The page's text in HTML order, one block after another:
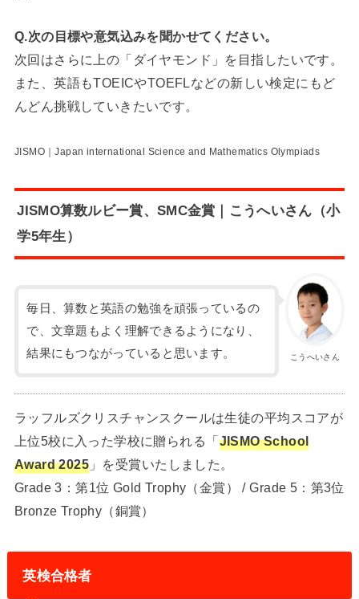
Q.次の目標や意気込みを聞かせてください。
次回はさらに上の「ダイヤモンド」を目指したいです。
また、英語もTOEICやTOEFLなどの新しい検定にもど
んどん挑戦していきたいです。
JISMO｜Japan international Science and Mathematics Olympiads
JISMO算数ルビー賞、SMC金賞｜こうへいさん（小
学5年生）
こうへいさん
毎日、算数と英語の勉強を頑張っているの
で、文章題もよく理解できるようになり、
結果にもつながっていると思います。
ラッフルズクリスチャンスクールは生徒の平均スコアが
上位5校に入った学校に贈られる「JISMO School
Award 2025 」を受賞いたしました。
Grade 3：第1位 Gold Trophy（金賞） / Grade 5：第3位
Bronze Trophy（銅賞）
英検合格者